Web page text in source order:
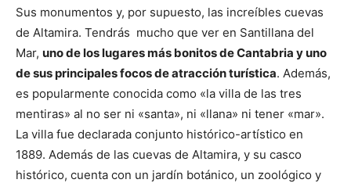
Sus monumentos y, por supuesto, las increíbles cuevas
de Altamira. Tendrás mucho que ver en Santillana del
Mar, uno de los lugares más bonitos de Cantabria y uno
de sus principales focos de atracción turística. Además,
es popularmente conocida como «la villa de las tres
mentiras» al no ser ni «santa», ni «llana» ni tener «mar».
La villa fue declarada conjunto histórico-artístico en
1889. Además de las cuevas de Altamira, y su casco
histórico, cuenta con un jardín botánico, un zoológico y